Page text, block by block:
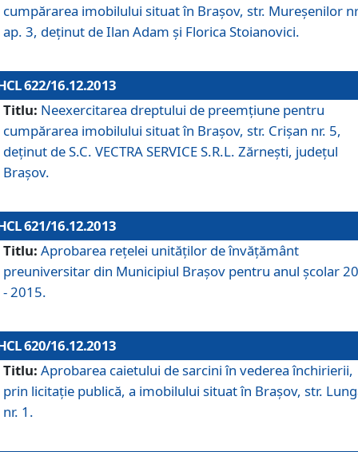
cumpărarea imobilului situat în Braşov, str. Mureşenilor
ap. 3, deţinut de Ilan Adam şi Florica Stoianovici.
622/16.12.2013
Titlu: Neexercitarea dreptului de preemţiune pentru
cumpărarea imobilului situat în Braşov, str. Crişan nr. 5,
deţinut de S.C. VECTRA SERVICE S.R.L. Zărneşti, judeţul
Braşov.
621/16.12.2013
Titlu: Aprobarea reţelei unităţilor de învăţământ
preuniversitar din Municipiul Braşov pentru anul şcolar
- 2015.
620/16.12.2013
Titlu: Aprobarea caietului de sarcini în vederea închirierii,
prin licitaţie publică, a imobilului situat în Braşov, str.
nr. 1.